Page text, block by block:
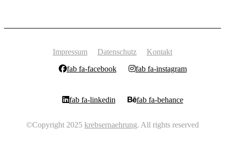
©Copyright 2025 krebsernaehrung. All rights reserved
fab fa-facebook fab fa-instagram
fab fa-linkedin fab fa-behance
Impressum Datenschutz Kontakt